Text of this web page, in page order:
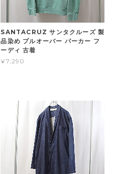
SANTACRUZ サンタクルーズ 製
品染め プルオーバー パーカー フ
ーディ 古着
¥7,290